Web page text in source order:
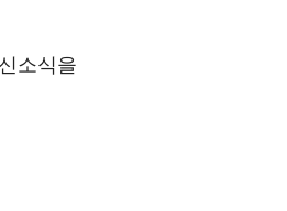
소식을